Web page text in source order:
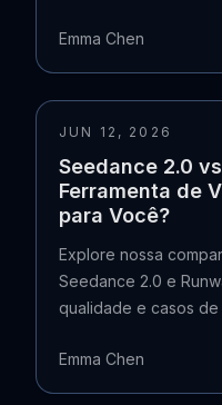
Emma Chen
JUN 12, 2026
Seedance 2.0
Ferramenta de
para Você?
Explore nossa
Seedance 2.0 e
qualidade e casos
Emma Chen